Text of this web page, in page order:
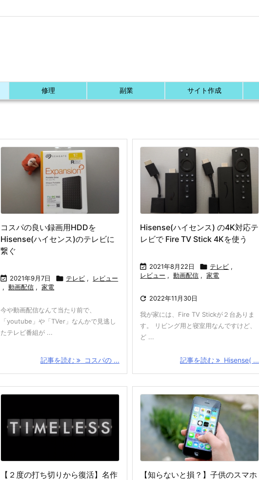
修理 副業 サイト作成
コスパの良い録画用HDDを
Hisense(ハイセンス)のテレビに
繋ぐ
 2021年9月7日  テレビ ,
レビュー
, 動画配信 , 家電
今や動画配信なんて当たり前で、
「youtube」や「TVer」なんかで見逃し
たテレビ番組が ...
記事を読む コスパの ...
Hisense(ハイセンス) の4K対応テ
レビで Fire TV Stick 4Kを使う
 2021年8月22日  テレビ ,
レビュー , 動画配信 , 家電
 2022年11月30日
我が家には、Fire TV Stickが２台ありま
す。 リビング用と寝室用なんですけど、
ど ...
記事を読む Hisense( ...
【２度の打ち切りから復活】名作
【知らないと損？】子供のスマホ